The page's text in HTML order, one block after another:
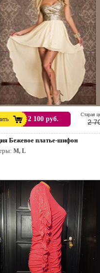
праздник.
Бежевое платье-шифон
M, L
2 100 руб.
Cтарая
2